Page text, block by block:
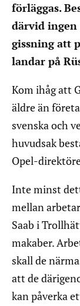
förläggas.
därvid
gissning att
landar på
Kom ihåg att
äldre än
svenska och
huvudsak
Opel-
Inte minst
mellan
Saab i
makaber.
skall de
att de
kan påverka